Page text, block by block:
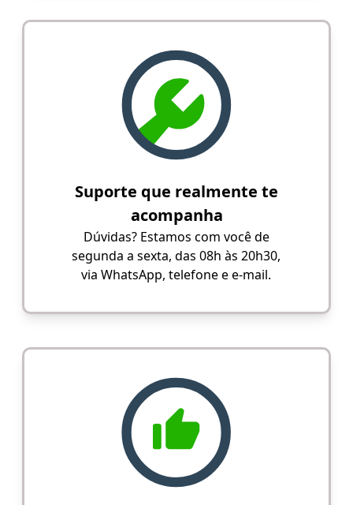
Suporte que realmente te
acompanha
Dúvidas? Estamos com você de
segunda a sexta, das 08h às 20h30,
via WhatsApp, telefone e e-mail.